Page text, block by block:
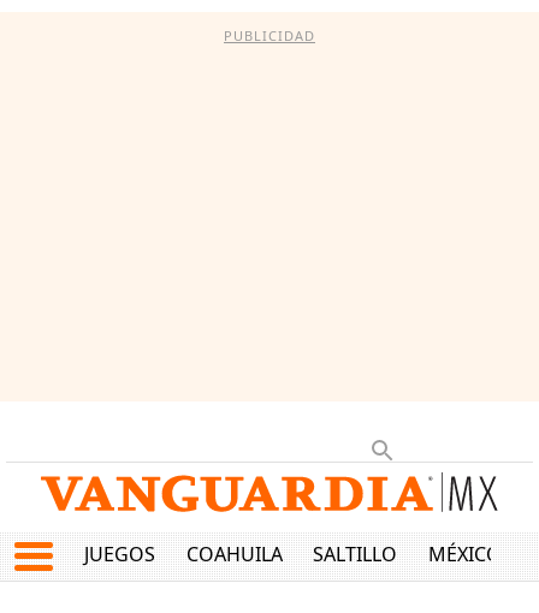
PUBLICIDAD
JUEGOS COAHUILA SALTILLO MÉXICO